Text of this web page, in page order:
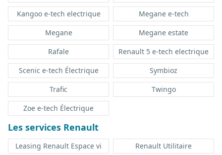
Kangoo e-tech electrique
Megane e-tech
Megane
Megane estate
Rafale
Renault 5 e-tech electrique
Scenic e-tech Électrique
Symbioz
Trafic
Twingo
Zoe e-tech Électrique
Les services Renault
Leasing Renault Espace vi
Renault Utilitaire